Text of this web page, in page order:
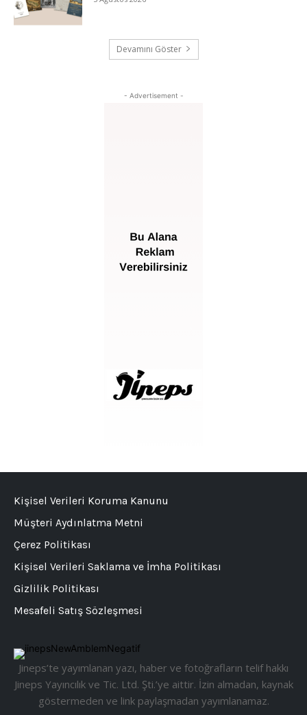
Devamını Göster
- Advertisement -
Jineps’te yayımlanan yazı, haber ve fotoğrafların telif hakkı
Jineps Yayıncılık ve Tic. Ltd. Şti.’ye aittir. İzin almadan, kaynak
göstermeden ve link paylaşmadan yayımlanamaz.
Kişisel Verileri Koruma Kanunu
Müşteri Aydınlatma Metni
Çerez Politikası
Kişisel Verileri Saklama ve İmha Politikası
Gizlilik Politikası
Mesafeli Satış Sözleşmesi